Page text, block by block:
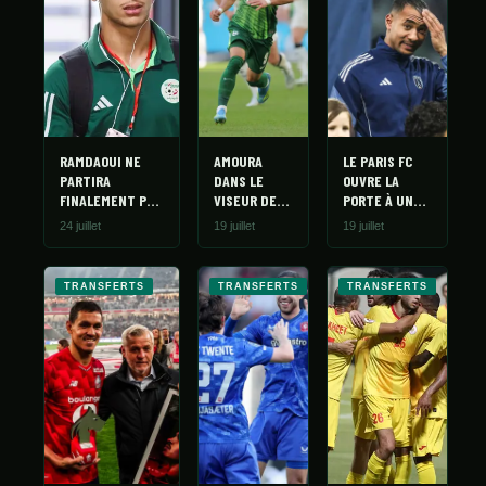
RAMDAOUI NE
PARTIRA
FINALEMENT PAS
EN RUSSIE
24 juillet
AMOURA
DANS LE
VISEUR DE
BENFICA ET
ATTEND LES
OFFRES
19 juillet
LE PARIS FC
OUVRE LA
PORTE À UN
DÉPART DE
19 juillet
TRANSFERTS TRANSFERTS TRANSFERTS